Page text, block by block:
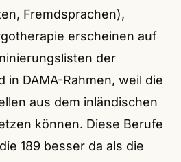
Fremdsprachen),
erscheinen auf
der
in DAMA-Rahmen, weil die
aus dem inländischen
können. Diese Berufe
189 besser da als die